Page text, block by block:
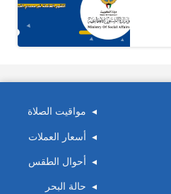
مواقيت الصلاة
أسعار العملات
أحوال الطقس
حالة البحر